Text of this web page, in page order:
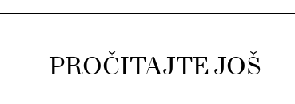
PROČITAJTE JOŠ